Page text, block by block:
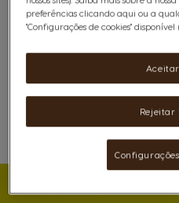
Lista
preferências clicando aqui ou a
"Configurações de cookies" disponível
Rejeitar